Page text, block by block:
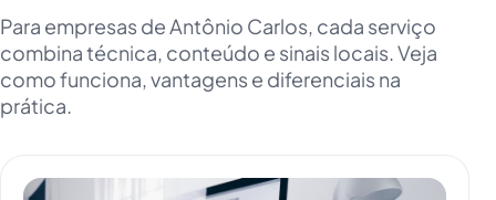
Para empresas de Antônio Carlos, cada serviço
combina técnica, conteúdo e sinais locais. Veja
como funciona, vantagens e diferenciais na
prática.